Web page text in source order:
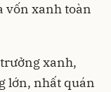
vốn xanh toàn
xanh,
lớn, nhất quán